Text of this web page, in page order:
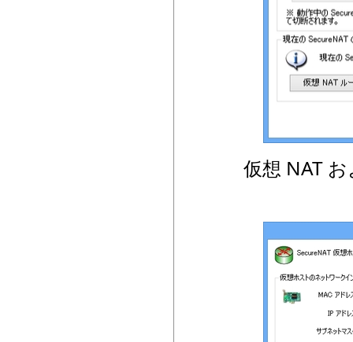
仮想 NAT